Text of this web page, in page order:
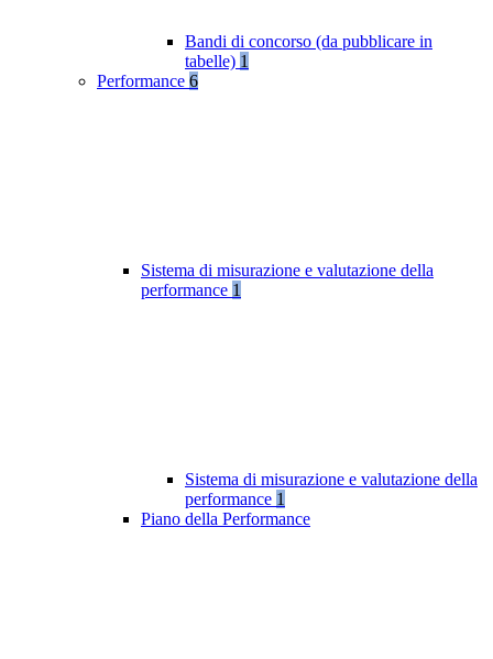
Bandi di concorso (da pubblicare in
tabelle) 1
Performance 6
Sistema di misurazione e valutazione della
performance 1
Sistema di misurazione e valutazione della
performance 1
Piano della Performance